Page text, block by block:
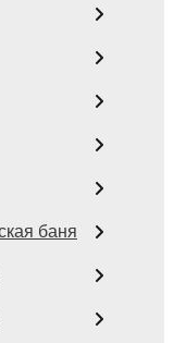
баня